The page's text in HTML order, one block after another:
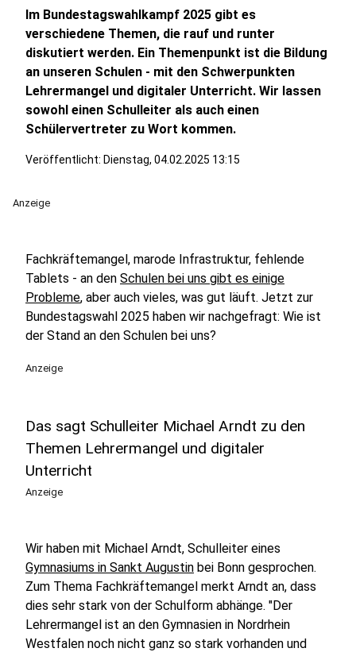
Im Bundestagswahlkampf 2025 gibt es
verschiedene Themen, die rauf und runter
diskutiert werden. Ein Themenpunkt ist die Bildung
an unseren Schulen - mit den Schwerpunkten
Lehrermangel und digitaler Unterricht. Wir lassen
sowohl einen Schulleiter als auch einen
Schülervertreter zu Wort kommen.
Veröffentlicht: Dienstag, 04.02.2025 13:15
Anzeige
Fachkräftemangel, marode Infrastruktur, fehlende
Tablets - an den Schulen bei uns gibt es einige
Probleme, aber auch vieles, was gut läuft. Jetzt zur
Bundestagswahl 2025 haben wir nachgefragt: Wie ist
der Stand an den Schulen bei uns?
Anzeige
Das sagt Schulleiter Michael Arndt zu den
Themen Lehrermangel und digitaler
Unterricht
Anzeige
Wir haben mit Michael Arndt, Schulleiter eines
Gymnasiums in Sankt Augustin bei Bonn gesprochen.
Zum Thema Fachkräftemangel merkt Arndt an, dass
dies sehr stark von der Schulform abhänge. "Der
Lehrermangel ist an den Gymnasien in Nordrhein
Westfalen noch nicht ganz so stark vorhanden und